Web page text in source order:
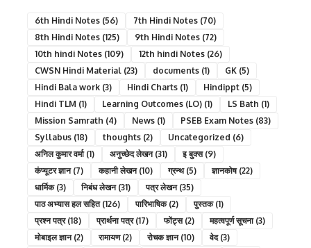
6th Hindi Notes (56) 7th Hindi Notes (70)
8th Hindi Notes (125) 9th Hindi Notes (72)
10th hindi Notes (109) 12th hindi Notes (26)
CWSN Hindi Material (23) documents (1) GK (5)
Hindi Bala work (3) Hindi Charts (1) Hindippt (5)
Hindi TLM (1) Learning Outcomes (LO) (1) LS Bath (1)
Mission Samrath (4) News (1) PSEB Exam Notes (83)
Syllabus (18) thoughts (2) Uncategorized (6)
अनिल कुमार वर्मा(1) अनुच्छेद लेखन(31) इ बुक्स(9)
कंप्यूटर ज्ञान(7) कहानी लेखन(10) ग्रन्थ(5) ज्ञानकोष(22)
धार्मिक(3) निबंध लेखन(31) पत्र लेखन(35)
पाठ अभ्यास हल सहित(126) पारिभाषिक(2) पुस्तक(1)
प्रश्न पत्र(18) प्रार्थना पत्र(17) फोंट्स(2) महत्वपूर्ण सूचना(3)
मोबाइल ज्ञान(2) रामायण(2) रोचक ज्ञान(10) वेद(3)